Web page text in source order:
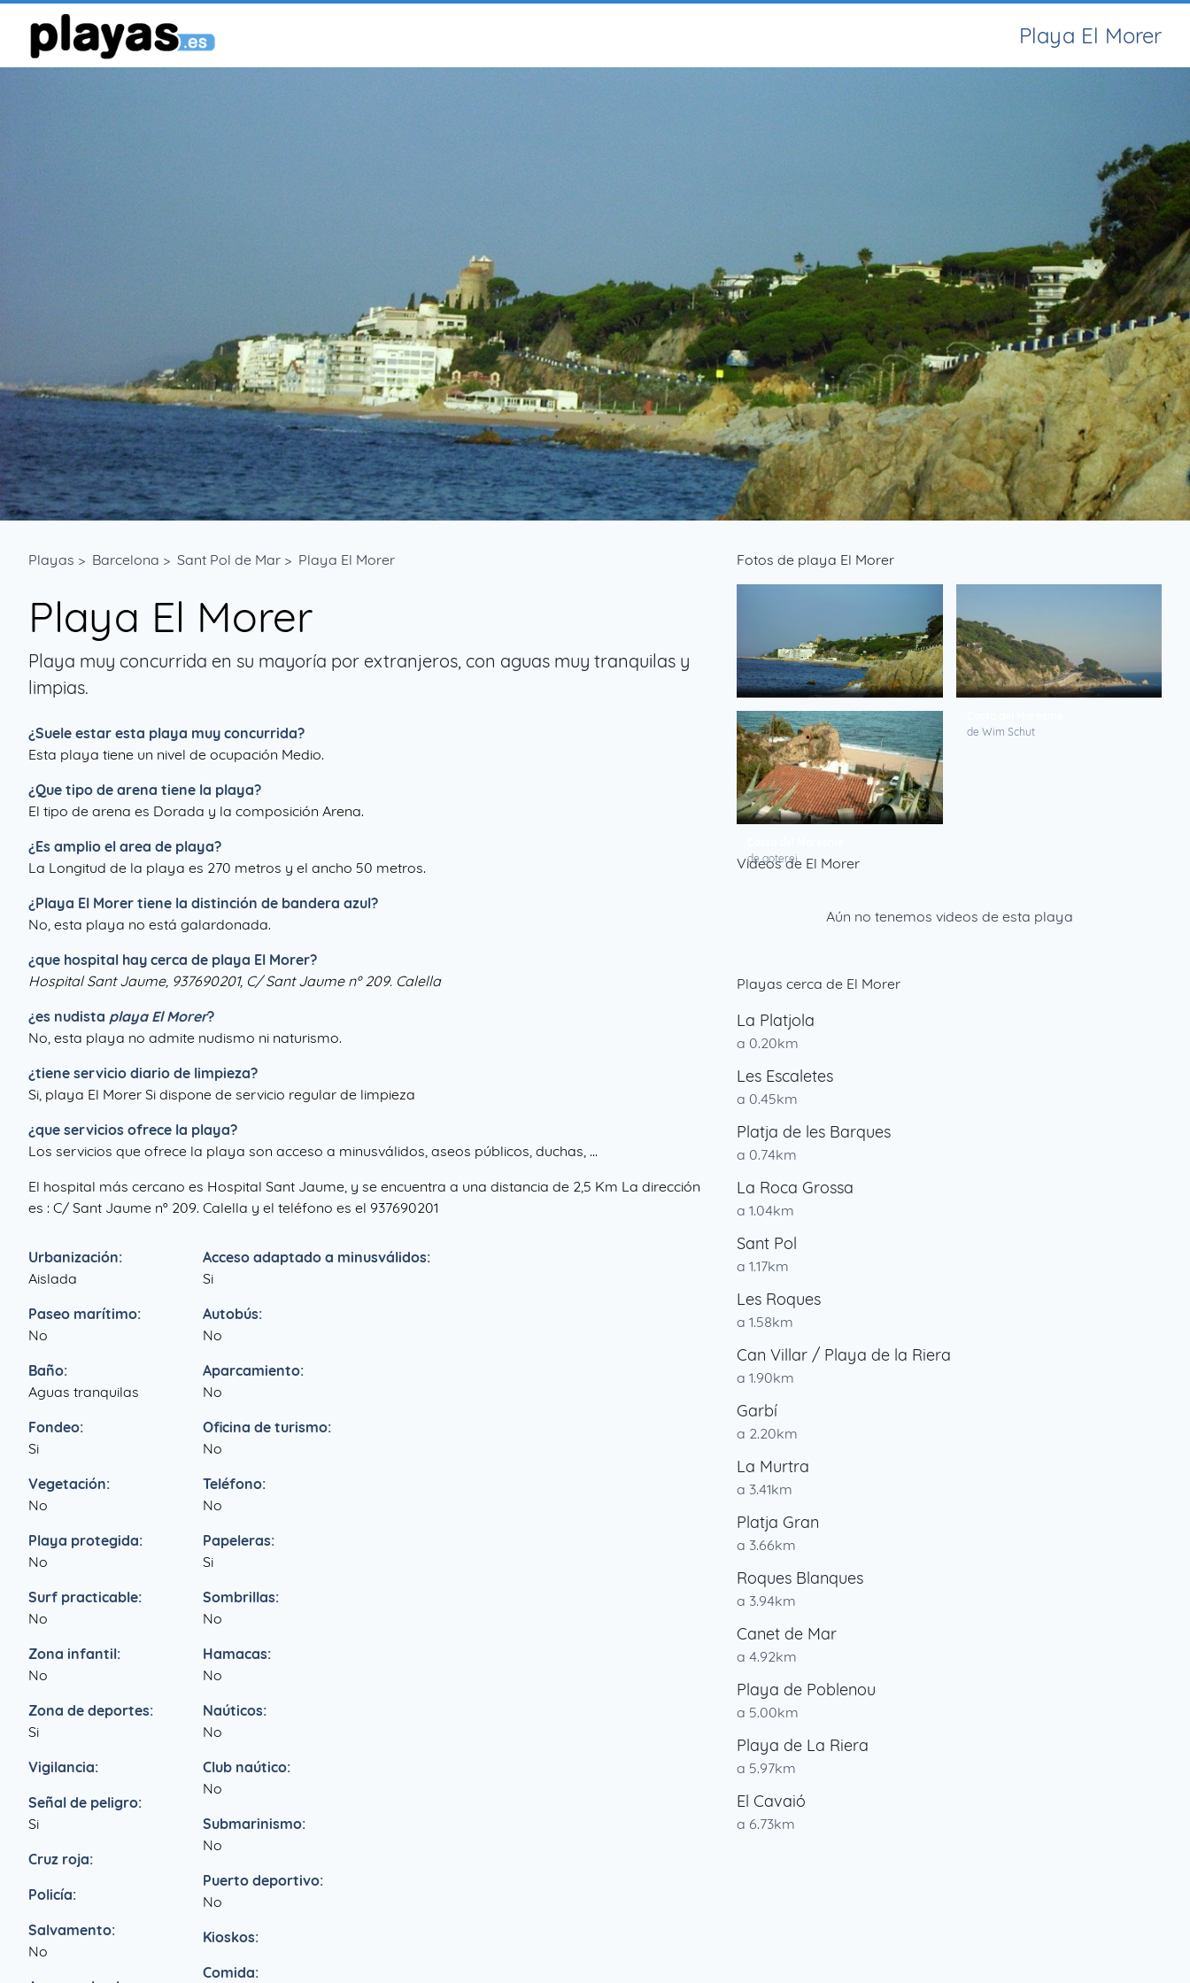
Playa El Morer
Playas > Barcelona > Sant Pol de Mar > Playa El Morer
Playa El Morer
Playa muy concurrida en su mayoría por extranjeros, con aguas muy tranquilas y
limpias.
¿Suele estar esta playa muy concurrida?
Esta playa tiene un nivel de ocupación Medio.
¿Que tipo de arena tiene la playa?
El tipo de arena es Dorada y la composición Arena.
¿Es amplio el area de playa?
La Longitud de la playa es 270 metros y el ancho 50 metros.
¿Playa El Morer tiene la distinción de bandera azul?
No, esta playa no está galardonada.
¿que hospital hay cerca de playa El Morer?
Hospital Sant Jaume, 937690201, C/ Sant Jaume nº 209. Calella
¿es nudista playa El Morer?
No, esta playa no admite nudismo ni naturismo.
¿tiene servicio diario de limpieza?
Si, playa El Morer Si dispone de servicio regular de limpieza
¿que servicios ofrece la playa?
Los servicios que ofrece la playa son acceso a minusválidos, aseos públicos, duchas, ...
El hospital más cercano es Hospital Sant Jaume, y se encuentra a una distancia de 2,5 Km La dirección
es : C/ Sant Jaume nº 209. Calella y el teléfono es el 937690201
Urbanización:
Aislada
Paseo marítimo:
No
Baño:
Aguas tranquilas
Fondeo:
Si
Vegetación:
No
Playa protegida:
No
Surf practicable:
No
Zona infantil:
No
Zona de deportes:
Si
Vigilancia:
Señal de peligro:
Si
Cruz roja:
Policía:
Salvamento:
No
Acceso adaptado a minusválidos:
Si
Autobús:
No
Aparcamiento:
No
Oficina de turismo:
No
Teléfono:
No
Papeleras:
Si
Sombrillas:
No
Hamacas:
No
Naúticos:
No
Club naútico:
No
Submarinismo:
No
Puerto deportivo:
No
Kioskos:
Comida:
Fotos de playa El Morer
Sant Pol de Mar, Costa del Maresme
de goterei
de Wim Schut
de goterei
Videos de El Morer
Aún no tenemos videos de esta playa
Playas cerca de El Morer
La Platjola
a 0.20km
Les Escaletes
a 0.45km
Platja de les Barques
a 0.74km
La Roca Grossa
a 1.04km
Sant Pol
a 1.17km
Les Roques
a 1.58km
Can Villar / Playa de la Riera
a 1.90km
Garbí
a 2.20km
La Murtra
a 3.41km
Platja Gran
a 3.66km
Roques Blanques
a 3.94km
Canet de Mar
a 4.92km
Playa de Poblenou
a 5.00km
Playa de La Riera
a 5.97km
El Cavaió
a 6.73km